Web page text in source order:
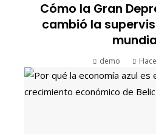
Cómo la Gran
cambió la
demo